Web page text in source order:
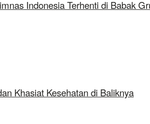
Indonesia Terhenti di Babak
Khasiat Kesehatan di Baliknya